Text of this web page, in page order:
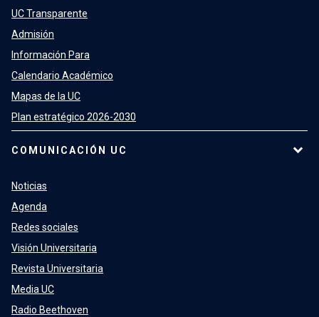
UC Transparente
Admisión
Información Para
Calendario Académico
Mapas de la UC
Plan estratégico 2026-2030
COMUNICACIÓN UC
Noticias
Agenda
Redes sociales
Visión Universitaria
Revista Universitaria
Media UC
Radio Beethoven